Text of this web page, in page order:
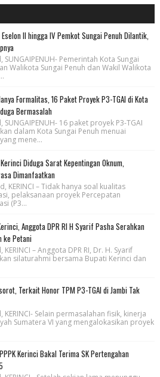
II hingga IV Pemkot Sungai Penuh Dilantik,
SUNGAIPENUH- Pemerintah Kota Sungai
Walikota Sungai Penuh dan Wakil Walikota
Formalitas, 16 Paket Proyek P3-TGAI di Kota
Bermasalah
SUNGAIPENUH- 16 paket proyek P3-TGAI
dalam Kota Sungai Penuh menuai
mene...
Diduga Sarat Kepentingan Oknum,
Dimanfaatkan
KERINCI – Tidak hanya soal kualitas
pelaksanaan proyek Percepatan
(P3...
Anggota DPR RI H Syarif Pasha Serahkan
ke Petani
– Anggota DPR RI, Dr. H. Syarif
silaturahmi bersama Bupati Kerinci dan
Terkait Honor TPM P3-TGAI di Jambi Tak
KERINCI- Selain permasalahan fisik, kinerja
Sumatera VI yang mengalokasikan proyek
Kerinci Bakal Terima SK Pertengahan